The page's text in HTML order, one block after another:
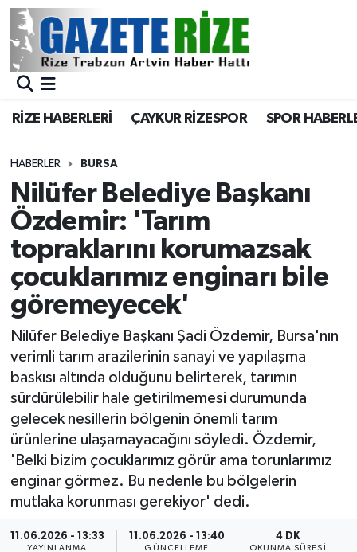
RİZE HABERLERİ ÇAYKUR RİZESPOR SPOR
HABERLER BURSA
Nilüfer Belediye Başkanı
Özdemir: 'Tarım
topraklarını korumazsak
çocuklarımız enginarı bile
göremeyecek'
Nilüfer Belediye Başkanı Şadi Özdemir, Bursa'nın
verimli tarım arazilerinin sanayi ve yapılaşma
baskısı altında olduğunu belirterek, tarımın
sürdürülebilir hale getirilmemesi durumunda
gelecek nesillerin bölgenin önemli tarım
ürünlerine ulaşamayacağını söyledi. Özdemir,
'Belki bizim çocuklarımız görür ama torunlarımız
enginar görmez. Bu nedenle bu bölgelerin
mutlaka korunması gerekiyor' dedi.
11.06.2026 - 13:33
YAYINLANMA
11.06.2026 - 13:40
GÜNCELLEME
4 DK
OKUNMA SÜRESI
BÖLGEMİZ
Asayiş
Rize Jandarma Komutanlığı
Bilim Teknoloji
Bölge
Advertising news
Canlı Maç
ÇEVRE
Dış Haberler
Dünya
EĞİTİM
EKONOMİ
Merkez Nöbetçi Eczaneler
Merkez Trafik Yoğunluk Haritası
Süper Lig Puan Durumu ve Fikstür
Tüm Manşetler
Son Dakika Haberleri
Haber Arşivi